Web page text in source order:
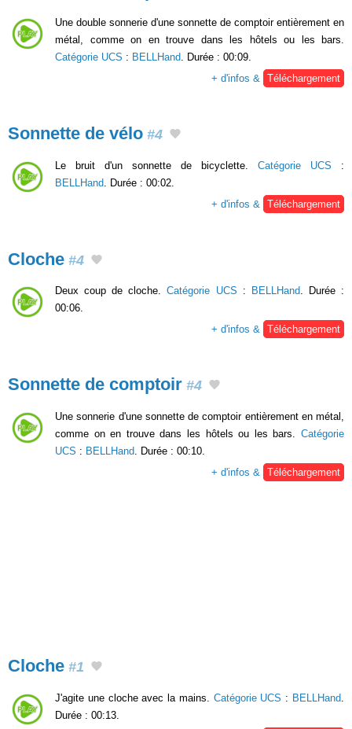
Une double sonnerie d'une sonnette de comptoir entièrement en
métal, comme on en trouve dans les hôtels ou les bars.
Catégorie UCS : BELLHand. Durée : 00:09.
+ d'infos & Téléchargement
Sonnette de vélo #4
Le bruit d'un sonnette de bicyclette. Catégorie UCS :
BELLHand . Durée : 00:02.
+ d'infos &
Téléchargement
Cloche #4
Deux coup de cloche.Catégorie UCS : BELLHand. Durée :
00:06.
+ d'infos & Téléchargement
Sonnette de comptoir #4
Une sonnerie d'une sonnette de comptoir entièrement en métal,
comme on en trouve dans les hôtels ou les bars. Catégorie
UCS : BELLHand. Durée : 00:10.
+ d'infos & Téléchargement
Cloche #1
J'agite une cloche avec la mains. Catégorie UCS : BELLHand
Durée : 00:13.